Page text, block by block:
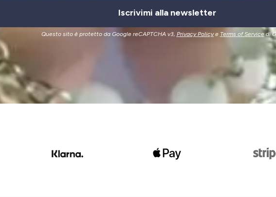
Iscrivimi alla newsletter
Questo sito è protetto da Google reCAPTCHA v3, Privacy Policye Terms of Servicedi